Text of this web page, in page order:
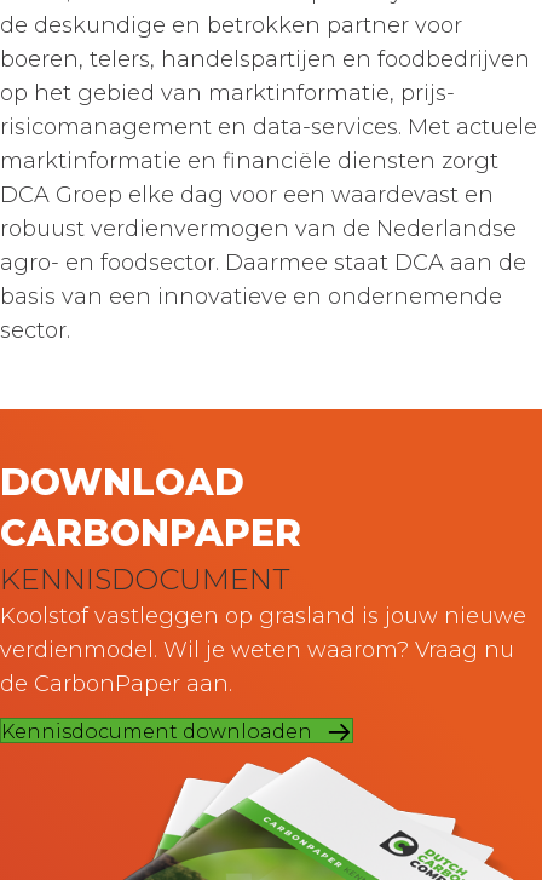
de deskundige en betrokken partner voor
boeren, telers, handelspartijen en foodbedrijven
op het gebied van marktinformatie, prijs-
risicomanagement en data-services. Met actuele
marktinformatie en financiële diensten zorgt
DCA Groep elke dag voor een waardevast en
robuust verdienvermogen van de Nederlandse
agro- en foodsector. Daarmee staat DCA aan de
basis van een innovatieve en ondernemende
sector.
DOWNLOAD
CARBONPAPER
KENNISDOCUMENT
Koolstof vastleggen op grasland is jouw nieuwe
verdienmodel. Wil je weten waarom? Vraag nu
de CarbonPaper aan.
Kennisdocument downloaden